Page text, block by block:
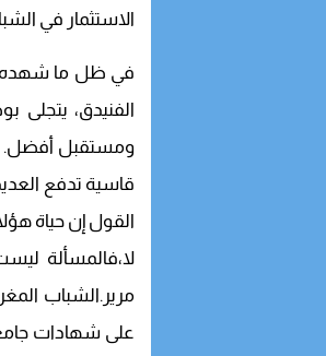
الاستثمار في
في ظل ما شهده
الفنيدق، يتجلى
ومستقبل أفضل.
قاسية تدفع
القول إن حياة
لا،فالمسألة
مرير.الشباب
على شهادات